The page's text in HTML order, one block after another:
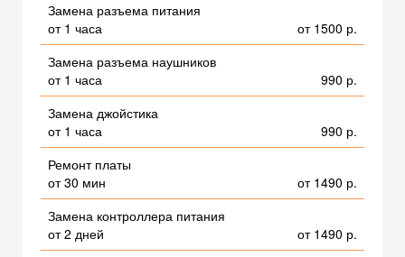
Замена разъема питания
от 1 часа
от 1500 р.
Замена разъема наушников
от 1 часа
990 р.
Замена джойстика
от 1 часа
990 р.
Ремонт платы
от 30 мин
от 1490 р.
Замена контроллера питания
от 2 дней
от 1490 р.